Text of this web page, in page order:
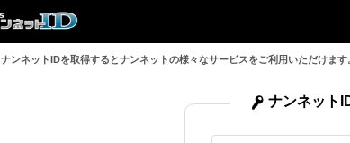
ナンネットIDを取得するとナンネットの様々なサービスをご利用いただけま
ナンネット